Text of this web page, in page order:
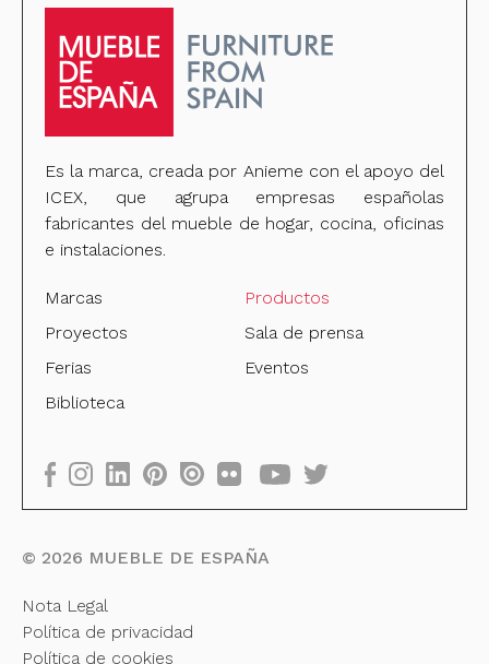
Es la marca, creada por Anieme con el apoyo del
ICEX, que agrupa empresas españolas
fabricantes del mueble de hogar, cocina, oficinas
e instalaciones.
Marcas
Productos
Proyectos
Sala de prensa
Ferias
Eventos
Biblioteca
© 2026 MUEBLE DE ESPAÑA
Nota Legal
Política de privacidad
Política de cookies